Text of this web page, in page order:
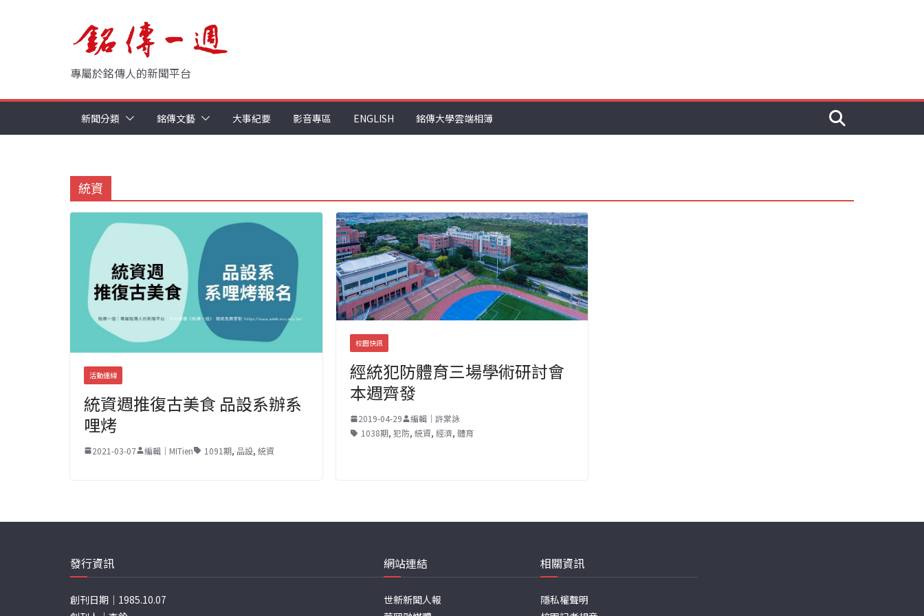
專屬於銘傳人的新聞平台
新聞分類 銘傳文藝 大事紀要 影音專區 ENGLISH 銘傳大學雲端相簿
統資
活動連線
統資週推復古美食 品設系辦系
哩烤
2021-03-07 編輯｜MITien 1091期, 品設, 統資
校園快訊
經統犯防體育三場學術研討會
本週齊發
2019-04-29
編輯｜許棠詠
1038期, 犯防, 統資, 經濟, 體育
發行資訊
創刊日期｜1985.10.07
網站連結
世新新聞人報
相關資訊
隱私權聲明